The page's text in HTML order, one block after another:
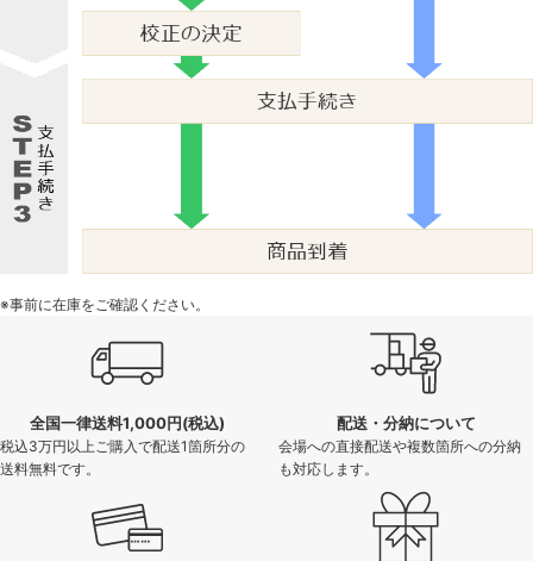
※事前に在庫をご確認ください。
全国一律送料1,000円(税込)
税込3万円以上ご購入で配送1箇所分の
送料無料です。
配送・分納について
会場への直接配送や複数箇所への分納
も対応します。